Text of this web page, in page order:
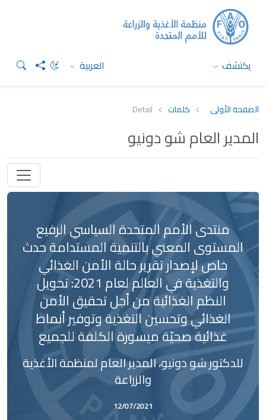
يكتشف العربية
الصفحة الأولى كلمات Detail
المدير العام شو دونيو
منتدى الأمم المتحدة السياسي الرفيع
المستوى المعني بالتنمية المستدامة حدث
خاص لإصدار تقرير حالة الأمن الغذائي
والتغذية في العالم لعام 2021: تحويل
النظم الغذائية من أجل تحقيق الأمن
الغذائي وتحسين التغذية وتوفير أنماط
غذائية صحيّة ميسورة الكلفة للجميع
للدكتور شو دونيو، المدير العام لمنظمة الأغذية
والزراعة
12/07/2021